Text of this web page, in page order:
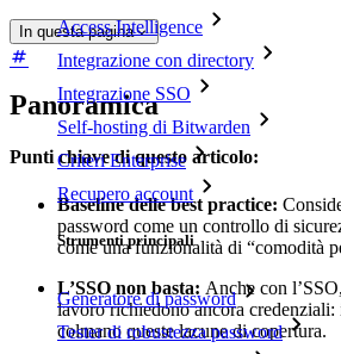
Access Intelligence
Integrazione con directory
Integrazione SSO
Self-hosting di Bitwarden
Criteri Enterprise
Recupero account
Strumenti principali
Generatore di password
Tester di robustezza password
In questa pagina
Panoramica
Punti chiave di questo articolo:
Baseline delle best practice:
password come un controllo di
come una funzionalità di “comodità
L’SSO non basta: Anche con
lavoro richiedono ancora credenziali:
colmano queste lacune di copertura.